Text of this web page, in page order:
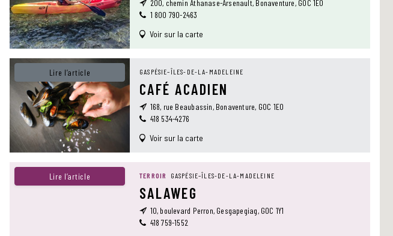
200, chemin Athanase-Arsenault, Bonaventure, G0C 1E0
1 800 790-2463
Voir sur la carte
Lire l’article GASPÉSIE–ÎLES-DE-LA-MADELEINE
CAFÉ ACADIEN
168, rue Beaubassin, Bonaventure, G0C 1E0
418 534-4276
Voir sur la carte
Lire l’article TERROIR GASPÉSIE–ÎLES-DE-LA-MADELEINE
SALAWEG
10, boulevard Perron, Gesgapegiag, G0C 1Y1
418 759-1552